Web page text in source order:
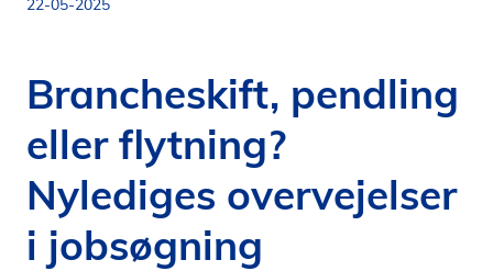
l
d
å
s
i
d
22-05-2025
Brancheskift, pendling
eller flytning?
Nylediges overvejelser
i jobsøgning